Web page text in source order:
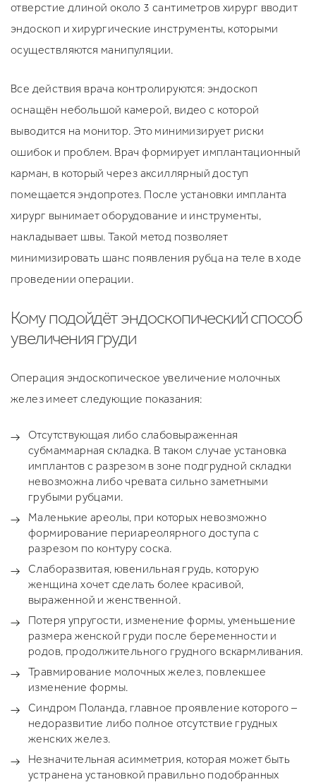
отверстие длиной около 3 сантиметров хирург вводит
эндоскоп и хирургические инструменты, которыми
осуществляются манипуляции.
Все действия врача контролируются: эндоскоп
оснащён небольшой камерой, видео с которой
выводится на монитор. Это минимизирует риски
ошибок и проблем. Врач формирует имплантационный
карман, в который через аксиллярный доступ
помещается эндопротез. После установки импланта
хирург вынимает оборудование и инструменты,
накладывает швы. Такой метод позволяет
минимизировать шанс появления рубца на теле в ходе
проведении операции.
Кому подойдёт эндоскопический способ
увеличения груди
Операция эндоскопическое увеличение молочных
желез имеет следующие показания:
Отсутствующая либо слабовыраженная
субмаммарная складка. В таком случае установка
имплантов с разрезом в зоне подгрудной складки
невозможна либо чревата сильно заметными
грубыми рубцами.
Маленькие ареолы, при которых невозможно
формирование периареолярного доступа с
разрезом по контуру соска.
Слаборазвитая, ювенильная грудь, которую
женщина хочет сделать более красивой,
выраженной и женственной.
Потеря упругости, изменение формы, уменьшение
размера женской груди после беременности и
родов, продолжительного грудного вскармливания.
Травмирование молочных желез, повлекшее
изменение формы.
Синдром Поланда, главное проявление которого –
недоразвитие либо полное отсутствие грудных
женских желез.
Незначительная асимметрия, которая может быть
устранена установкой правильно подобранных